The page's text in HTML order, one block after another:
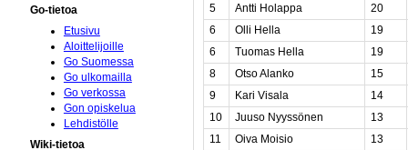
5
Antti Holappa
20
6
Olli Hella
19
6
Tuomas Hella
19
8
Otso Alanko
15
9
Kari Visala
14
10
Juuso Nyyssönen
13
11
Oiva Moisio
13
Go-tietoa
Etusivu
Aloittelijoille
Go Suomessa
Go ulkomailla
Go verkossa
Gon opiskelua
Lehdistölle
Wiki-tietoa